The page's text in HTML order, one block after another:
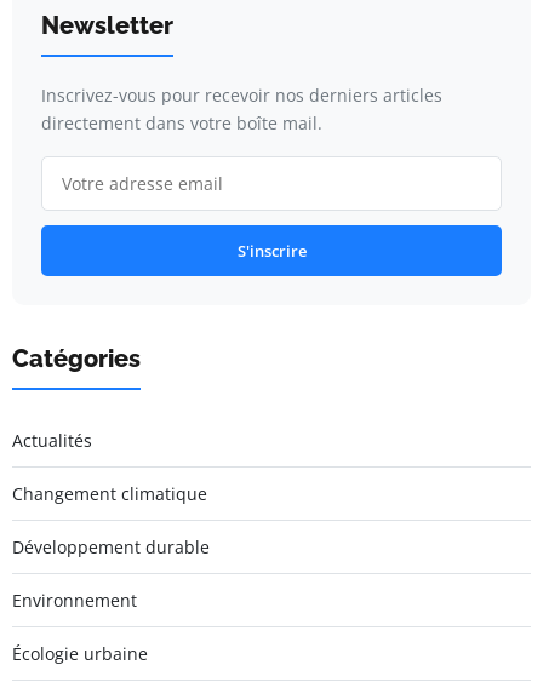
Newsletter
Inscrivez-vous pour recevoir nos derniers articles
directement dans votre boîte mail.
S'inscrire
Catégories
Actualités
Changement climatique
Développement durable
Environnement
Écologie urbaine